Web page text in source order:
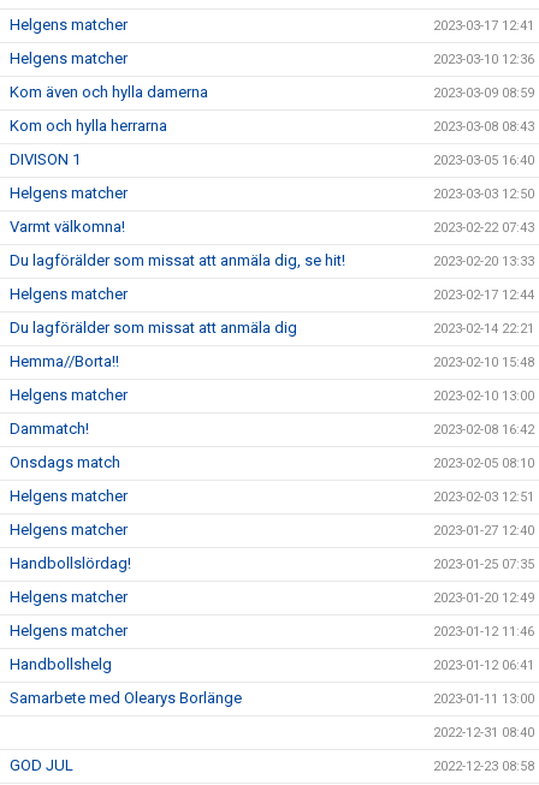
Helgens matcher 2023-03-17 12:41
Helgens matcher 2023-03-10 12:36
Kom även och hylla damerna 2023-03-09 08:59
Kom och hylla herrarna 2023-03-08 08:43
DIVISON 1 2023-03-05 16:40
Helgens matcher 2023-03-03 12:50
Varmt välkomna! 2023-02-22 07:43
Du lagförälder som missat att anmäla dig, se hit! 2023-02-20 13:33
Helgens matcher 2023-02-17 12:44
Du lagförälder som missat att anmäla dig 2023-02-14 22:21
Hemma//Borta!! 2023-02-10 15:48
Helgens matcher 2023-02-10 13:00
Dammatch! 2023-02-08 16:42
Onsdags match 2023-02-05 08:10
Helgens matcher 2023-02-03 12:51
Helgens matcher 2023-01-27 12:40
Handbollslördag! 2023-01-25 07:35
Helgens matcher 2023-01-20 12:49
Helgens matcher 2023-01-12 11:46
Handbollshelg 2023-01-12 06:41
Samarbete med Olearys Borlänge 2023-01-11 13:00
2022-12-31 08:40
GOD JUL 2022-12-23 08:58